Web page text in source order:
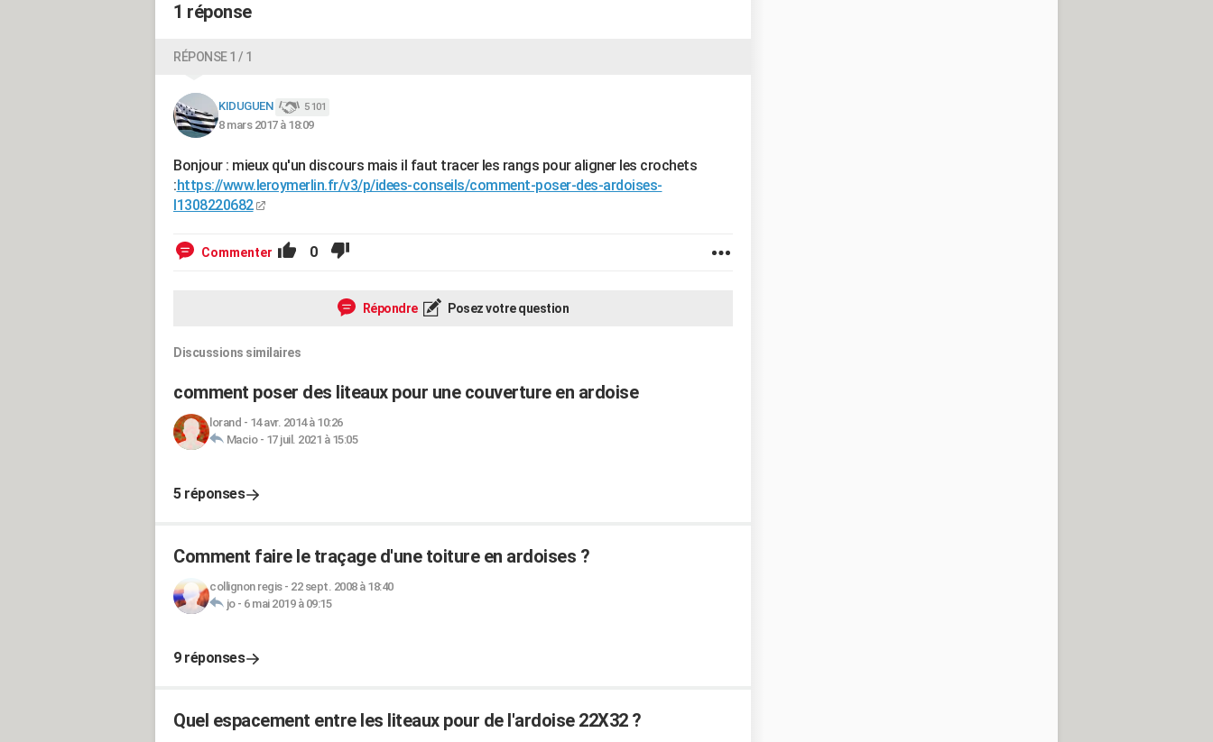
1 réponse
RÉPONSE 1 / 1
KIDUGUEN 5 101
8 mars 2017 à 18:09
Bonjour : mieux qu'un discours mais il faut tracer les rangs pour aligner les crochets
:https://www.leroymerlin.fr/v3/p/idees-conseils/comment-poser-des-ardoises-
l1308220682
Commenter 0
Répondre Posez votre question
Discussions similaires
comment poser des liteaux pour une couverture en ardoise
lorand - 14 avr. 2014 à 10:26
Macio- 17 juil. 2021 à 15:05
5 réponses
Comment faire le traçage d'une toiture en ardoises ?
collignon regis- 22 sept. 2008 à 18:40
jo- 6 mai 2019 à 09:15
9 réponses
Quel espacement entre les liteaux pour de l'ardoise 22X32 ?